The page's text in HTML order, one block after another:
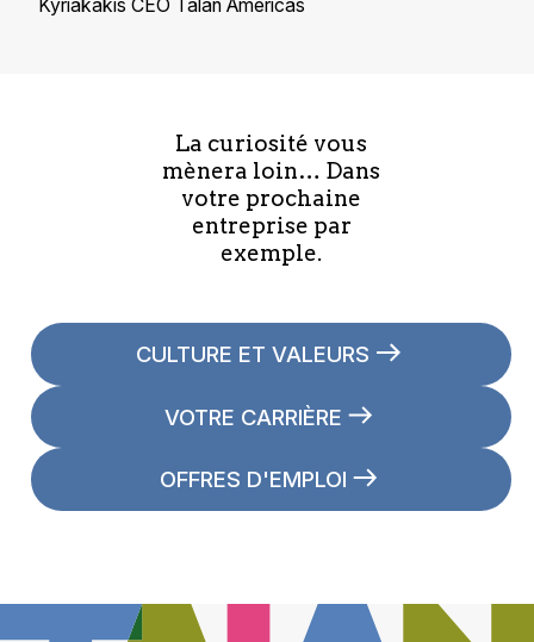
Kyriakakis CEO Talan Americas
La curiosité vous
mènera loin… Dans
votre prochaine
entreprise par
exemple.
CULTURE ET VALEURS
VOTRE CARRIÈRE
OFFRES D'EMPLOI